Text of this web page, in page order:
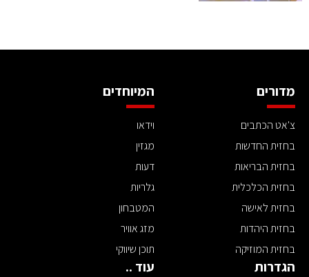
מדורים
צ'אט הכתבים
בחזית החדשות
בחזית הבריאות
בחזית הכלכלית
בחזית לאישה
בחזית היהדות
בחזית המוזיקה
המיוחדים
וידאו
מגזין
דעות
גלריות
המטבחון
מזג אוויר
תוכן שיווקי
הגדרות עוד ..